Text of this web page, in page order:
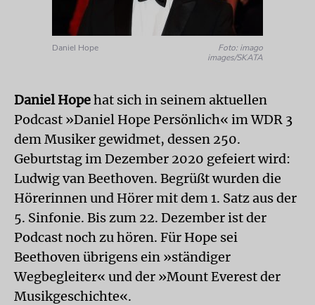
Daniel Hope
Foto: imago
images/SKATA
Daniel Hopehat sich in seinem aktuellen
Podcast »Daniel Hope Persönlich« im WDR 3
dem Musiker gewidmet, dessen 250.
Geburtstag im Dezember 2020 gefeiert wird:
Ludwig van Beethoven. Begrüßt wurden die
Hörerinnen und Hörer mit dem 1. Satz aus der
5. Sinfonie. Bis zum 22. Dezember ist der
Podcast noch zu hören. Für Hope sei
Beethoven übrigens ein »ständiger
Wegbegleiter« und der »Mount Everest der
Musikgeschichte«.